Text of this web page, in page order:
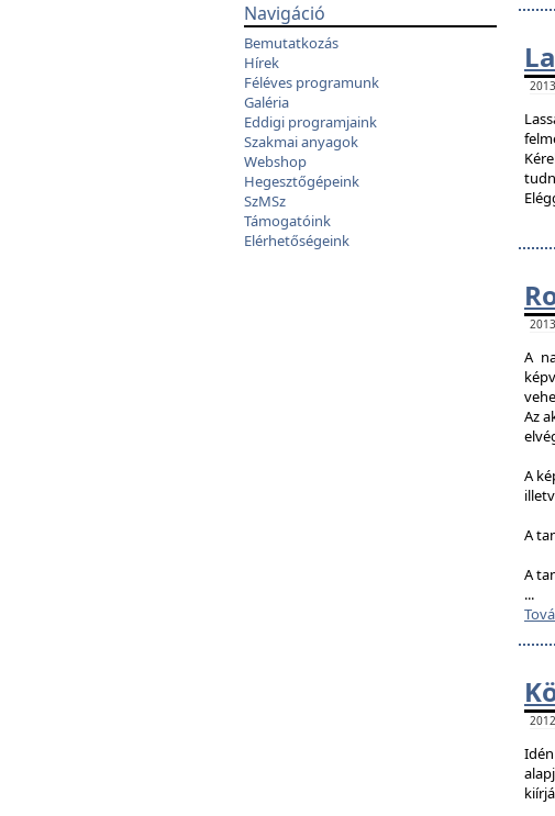
Navigáció
Bemutatkozás
Hírek
Féléves programunk
Galéria
Eddigi programjaink
Szakmai anyagok
Webshop
Hegesztőgépeink
SzMSz
Támogatóink
Elérhetőségeink
A
Az
A
A
A
...